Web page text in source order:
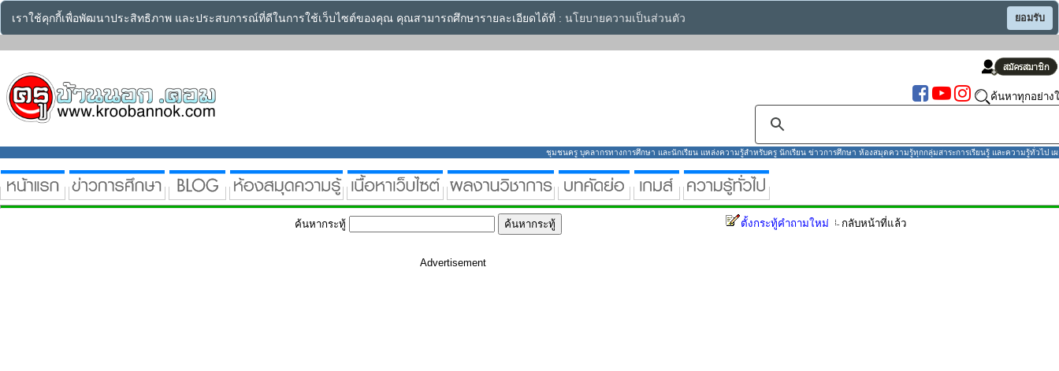
เราใช้คุกกี้เพื่อพัฒนาประสิทธิภาพ และประสบการณ์ที่ดีในการใช้เว็บไซต์ของคุณ คุณสามารถศึกษารายละเอียดได้ที่ : นโยบายความเป็นส่วนตัว ยอมรับ
ค้นหาทุกอย่าง
ชุมชนครู บุคลากรทางการศึกษา และนักเรียน แหล่งความรู้สำหรับครู นักเรียน ข่าวการศึกษา ห้องสมุดความรู้ทุกกลุ่มสาระการเรียนรู้ และความรู้ทั่วไป เ
ค้นหากระทู้ ตั้งกระทู้คำถามใหม่ กลับหน้าที่แล้ว
Advertisement